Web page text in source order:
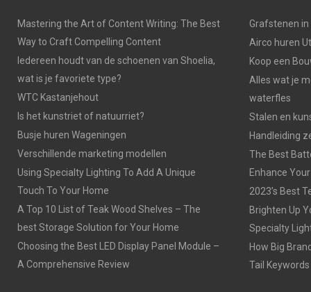
Mastering the Art of Content Writing: The Best
Way to Craft Compelling Content
Iedereen houdt van de schoenen van Shoelia,
wat is je favoriete type?
WTC Kastanjehout
Is het kunstriet of natuurriet?
Busje huren Wageningen
Verschillende marketing modellen
Using Specialty Lighting To Add A Unique
Touch To Your Home
A Top 10 List of Teak Wood Shelves – The
best Storage Solution for Your Home
Choosing the Best LED Display Panel Module –
A Comprehensive Review
Grafstenen
Airco huren
Koop een
Alles wat je
waterfles
Stalen en
Handleiding
The Best
Enhance
2023’s Best
Brighten Up
Specialty
How Big
Tail Keywords